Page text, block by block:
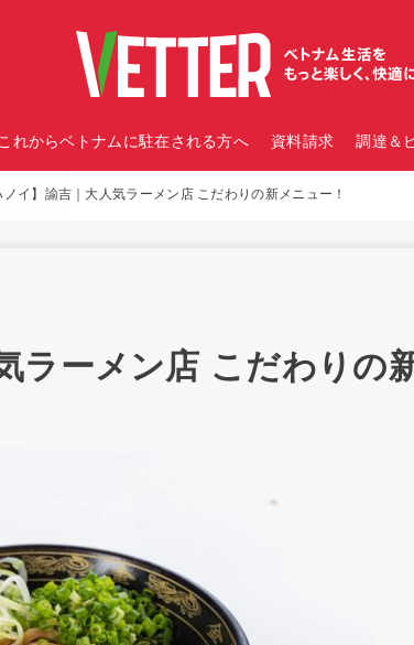
れからベトナムに駐在される方へ 資料請求 調達＆
ノイ】諭吉｜大人気ラーメン店 こだわりの新メニュー！
ラーメン店 こだわりの